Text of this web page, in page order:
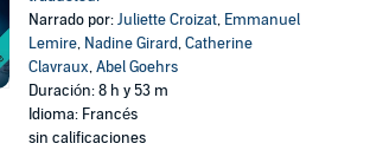
Narrado por:Juliette Croizat, Emmanuel
Lemire, Nadine Girard,Catherine
Clavraux,Abel Goehrs
Duración: 8 h y 53 m
Idioma: Francés
sin calificaciones